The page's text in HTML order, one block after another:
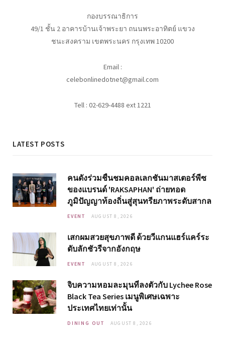
กองบรรณาธิการ
49/1 ชั้น 2 อาคารบ้านเจ้าพระยา ถนนพระอาทิตย์ แขวง
ชนะสงคราม เขตพระนคร กรุงเทพ 10200
Email :
celebonlinedotnet@gmail.com
Tell : 02-629-4488 ext 1221
LATEST POSTS
คนดังร่วมชื่นชมคอลเลกชันมาสเตอร์พีซ
ของแบรนด์ 'RAKSAPHAN' ถ่ายทอด
ภูมิปัญญาท้องถิ่นสู่สุนทรียภาพระดับสากล
EVENT AUGUST 8, 2026
เสกผมสวยสุขภาพดี ด้วยวีแกนแฮร์แคร์ระ
ดับลักชัวรีจากอังกฤษ
EVENT AUGUST 8, 2026
จิบความหอมละมุนที่ลงตัวกับ Lychee Rose
Black Tea Series เมนูพิเศษเฉพาะ
ประเทศไทยเท่านั้น
DINING OUT AUGUST 8, 2026